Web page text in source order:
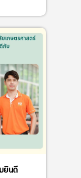
ยินดี